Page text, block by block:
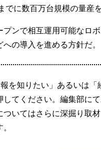
でに数百万台規模の量産
プンで相互運用可能なロ
の導入を進める方針だ。
を知りたい」あるいは
てください。編集部に
ついてはさらに深掘り取